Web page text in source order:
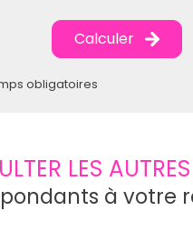
Calculer
obligatoires
LES
à votre